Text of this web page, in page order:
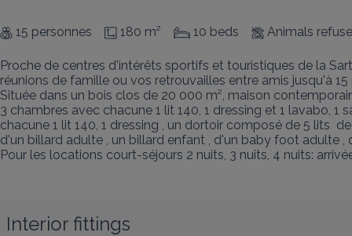
15 personnes 180 m² 10 beds Animals
Proche de centres d'intérêts sportifs et touristiques de la
réunions de famille ou vos retrouvailles entre amis jusqu'à
Située dans un bois clos de 20 000 m², maison
3 chambres avec chacune 1 lit 140, 1 dressing et 1 lavabo,
chacune 1 lit 140, 1 dressing , un dortoir composé de 5 lits
d'un billard adulte , un billard enfant , d'un baby foot adulte
Pour les locations court-séjours 2 nuits, 3 nuits, 4 nuits:
Interior fittings